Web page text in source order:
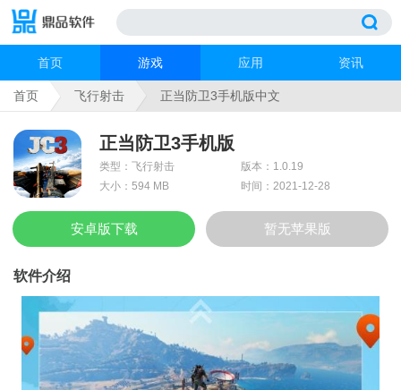
首页 游戏 应用 资讯
首页 飞行射击 正当防卫3手机版中文
正当防卫3手机版
类型：飞行射击
版本：1.0.19
大小：594 MB
时间：2021-12-28
安卓版下载 暂无苹果版
软件介绍